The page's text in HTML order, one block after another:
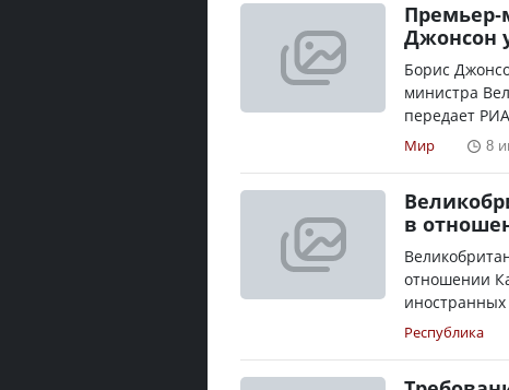
Премьер-
Джонсон
Борис
министра
передает
Мир 8
в
отношении
иностранных
Республика